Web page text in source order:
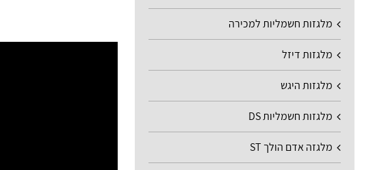
מלגזות חשמליות למכירה
מלגזות דיזל
מלגזות היגש
מלגזות חשמליות DS
מלגזה אדם הולך ST